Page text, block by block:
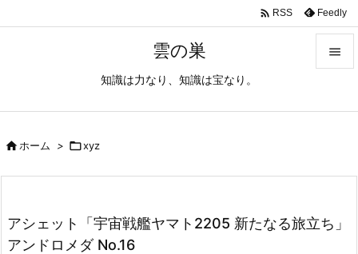
雲の巣
知識は力なり、知識は宝なり。

次へ
 RSS Feedly
ホーム > xyz
アシェット「宇宙戦艦ヤマト2205 新たなる旅立ち」
アンドロメダ No.16